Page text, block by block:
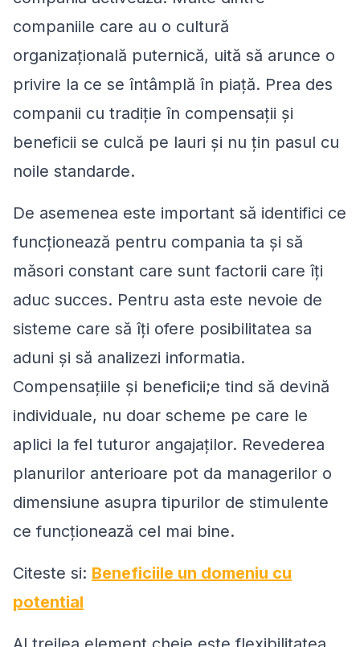
companiile care au o cultură
organizațională puternică, uită să arunce o
privire la ce se întâmplă în piață. Prea des
companii cu tradiție în compensații și
beneficii se culcă pe lauri și nu țin pasul cu
noile standarde.
De asemenea este important să identifici ce
funcționează pentru compania ta și să
măsori constant care sunt factorii care îți
aduc succes. Pentru asta este nevoie de
sisteme care să îți ofere posibilitatea sa
aduni și să analizezi informatia.
Compensațiile și beneficii;e tind să devină
individuale, nu doar scheme pe care le
aplici la fel tuturor angajaților. Revederea
planurilor anterioare pot da managerilor o
dimensiune asupra tipurilor de stimulente
ce funcționează cel mai bine.
Citeste si: Beneficiile un domeniu cu
potential